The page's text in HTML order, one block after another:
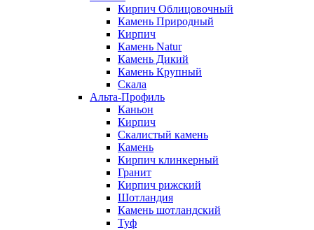
Кирпич Облицовочный
Камень Природный
Кирпич
Камень Natur
Камень Дикий
Камень Крупный
Скала
Альта-Профиль
Каньон
Кирпич
Скалистый камень
Камень
Кирпич клинкерный
Гранит
Кирпич рижский
Шотландия
Камень шотландский
Туф